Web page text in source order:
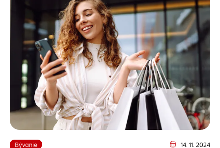
Bývanie 14. 11. 2024